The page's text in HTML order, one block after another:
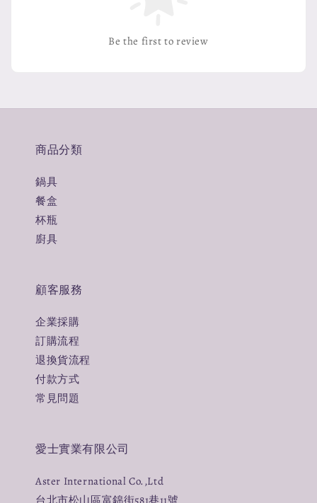
Be the first to review
商品分類
鍋具
餐盒
杯瓶
廚具
顧客服務
企業採購
訂購流程
退換貨流程
付款方式
常見問題
愛士實業有限公司
Aster International Co.,Ltd
台北市松山區富錦街581巷11號